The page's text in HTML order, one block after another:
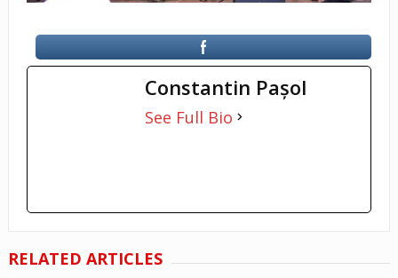
Constantin Pașol
See Full Bio
RELATED ARTICLES